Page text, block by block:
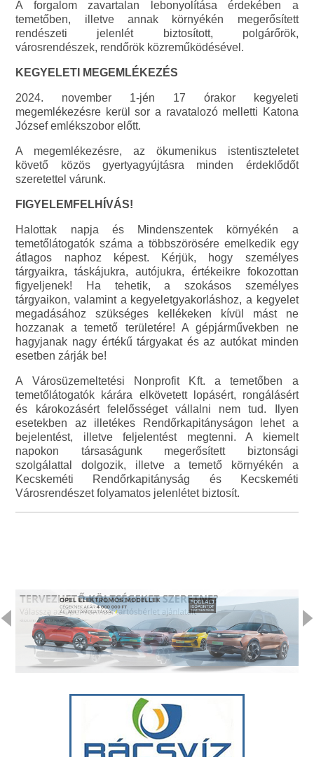
A forgalom zavartalan lebonyolítása érdekében a
temetőben, illetve annak környékén megerősített
rendészeti jelenlét biztosított, polgárőrök,
városrendészek, rendőrök közreműködésével.
KEGYELETI MEGEMLÉKEZÉS
2024. november 1-jén 17 órakor kegyeleti
megemlékezésre kerül sor a ravatalozó melletti Katona
József emlékszobor előtt.
A megemlékezésre, az ökumenikus istentiszteletet
követő közös gyertyagyújtásra minden érdeklődőt
szeretettel várunk.
FIGYELEMFELHÍVÁS!
Halottak napja és Mindenszentek környékén a
temetőlátogatók száma a többszörösére emelkedik egy
átlagos naphoz képest. Kérjük, hogy személyes
tárgyaikra, táskájukra, autójukra, értékeikre fokozottan
figyeljenek! Ha tehetik, a szokásos személyes
tárgyaikon, valamint a kegyeletgyakorláshoz, a kegyelet
megadásához szükséges kellékeken kívül mást ne
hozzanak a temető területére! A gépjárművekben ne
hagyjanak nagy értékű tárgyakat és az autókat minden
esetben zárják be!
A Városüzemeltetési Nonprofit Kft. a temetőben a
temetőlátogatók kárára elkövetett lopásért, rongálásért
és károkozásért felelősséget vállalni nem tud. Ilyen
esetekben az illetékes Rendőrkapitányságon lehet a
bejelentést, illetve feljelentést megtenni. A kiemelt
napokon társaságunk megerősített biztonsági
szolgálattal dolgozik, illetve a temető környékén a
Kecskeméti Rendőrkapitányság és Kecskeméti
Városrendészet folyamatos jelenlétet biztosít.